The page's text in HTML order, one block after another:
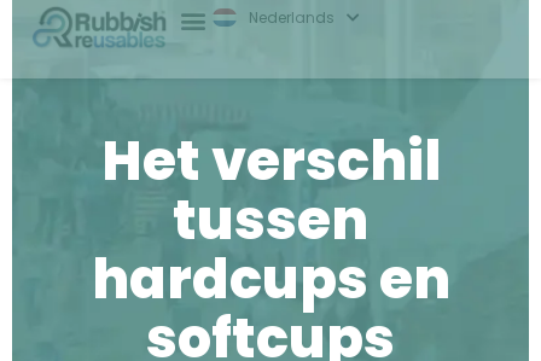
Nederlands
English
Het verschil
tussen
hardcups en
softcups